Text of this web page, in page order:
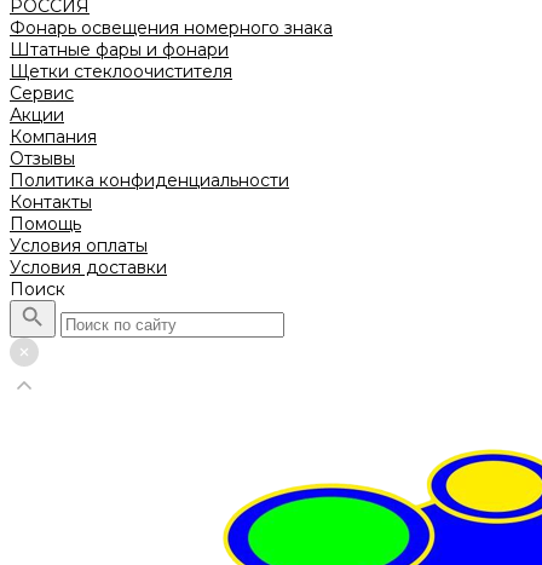
РОССИЯ
Фонарь освещения номерного знака
Штатные фары и фонари
Щетки стеклоочистителя
Сервис
Акции
Компания
Отзывы
Политика конфиденциальности
Контакты
Помощь
Условия оплаты
Условия доставки
Поиск